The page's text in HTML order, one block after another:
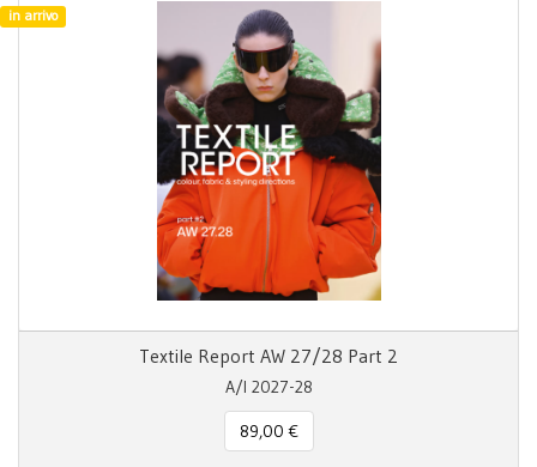
in arrivo
Textile Report AW 27/28 Part 2
A/I 2027-28
89,00 €